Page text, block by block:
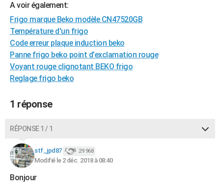
Guides de France
Escapades
Patrimoine
Expositions
Musées
Week-end nature
+LIFESTYLE
Art de vivre
Bien-être
Loisirs
Mode
Modes de vie
SANTE
Alimentation
Guide de la santé
Maladies
Médicaments
Sommeil
VOYAGE
Destinations
City break
Voyage nature
Voyage de noces
Forum
Climat
+PHOTO
BONS PLANS
CARTE DE VOEUX
Carte de Noël
Carte Bonne année
Carte Saint-Valentin
Carte Pâques
Carte d'anniversaire
DICTIONNAIRE
Dictionnaire
Biographies
Citations
Expressions
Proverbes
A voir également:
Frigo marque Beko modèle CN47520GB
Température d'un frigo
Code erreur plaque induction beko
Panne frigo beko point d'exclamation rouge
Voyant rouge clignotant BEKO frigo
Reglage frigo beko
1 réponse
RÉPONSE 1 / 1
stf_jpd87 29 968
Modifié le 2 déc. 2018 à 08:40
Bonjour